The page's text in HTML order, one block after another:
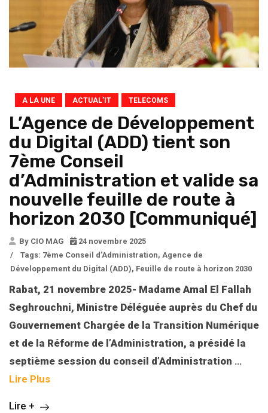
A LA UNE ACTUAL’IT TELECOMS
L’Agence de Développement
du Digital (ADD) tient son
7ème Conseil
d’Administration et valide sa
nouvelle feuille de route à
horizon 2030 [Communiqué]
By CIO MAG
24 novembre 2025
/
Tags: 7ème Conseil d’Administration, Agence de
Développement du Digital (ADD), Feuille de route à horizon 2030
Rabat, 21 novembre 2025- Madame Amal El Fallah
Seghrouchni, Ministre Déléguée auprès du Chef du
Gouvernement Chargée de la Transition Numérique
et de la Réforme de l’Administration, a présidé la
septième session du conseil d’Administration …
Lire Plus
Lire +